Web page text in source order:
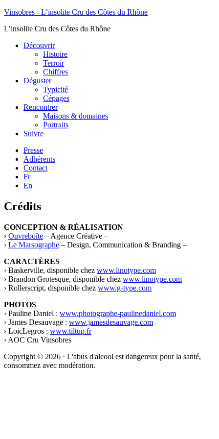
Vinsobres - L’insolite Cru des Côtes du Rhône
L’insolite Cru des Côtes du Rhône
Découvrir
Histoire
Terroir
Chiffres
Déguster
Typicité
Cépages
Rencontrer
Maisons & domaines
Portraits
Suivre
Presse
Adhérents
Contact
Fr
En
Crédits
CONCEPTION & RÉALISATION
› Ouvreboîte – Agence Créative –
› Le Marsographe – Design, Communication & Branding –
CARACTÈRES
› Baskerville, disponible chez www.linotype.com
› Brandon Grotesque, disponible chez www.linotype.com
› Rollerscript, disponible chez www.g-type.com
PHOTOS
› Pauline Daniel : www.photographe-paulinedaniel.com
› James Desauvage : www.jamesdesauvage.com
› LoicLegros : www.tiltup.fr
› AOC Cru Vinsobres
Copyright © 2026 · L'abus d'alcool est dangereux pour la santé,
consommez avec modération.